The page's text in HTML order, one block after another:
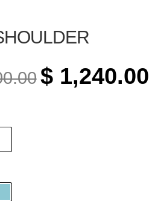
ORIGINAL
PRICE
$1,240.00